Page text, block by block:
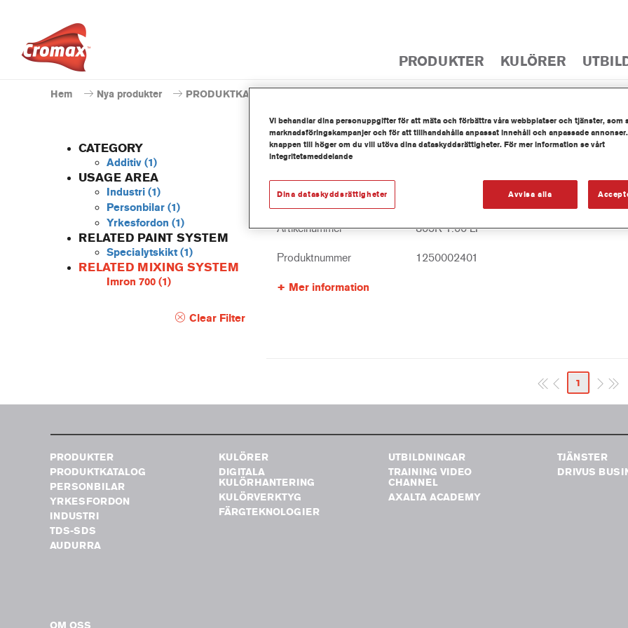
PRODUKTER KULÖRER
Hem Nya produkter PRODUKTKATALOG
CATEGORY
Additiv (1)
USAGE AREA
Industri (1)
Personbilar (1)
Yrkesfordon (1)
RELATED PAINT SYSTEM
Specialytskikt (1)
RELATED MIXING SYSTEM
Imron 700 (1)
Clear Filter
805R Flexible Additive
Artikelnummer 805R 1.00 LI
Produktnummer 1250002401
Mer information
1
PRODUKTER
PRODUKTKATALOG
PERSONBILAR
YRKESFORDON
INDUSTRI
TDS-SDS
AUDURRA
KULÖRER
DIGITALA
KULÖRHANTERING
KULÖRVERKTYG
FÄRGTEKNOLOGIER
UTBILDNINGAR
TRAINING VIDEO
CHANNEL
AXALTA ACADEMY
TJÄNSTER
DRIVUS
OM OSS
Vi behandlar dina personuppgifter för att mäta och förbättra våra webbplatser och tjänster, som
marknadsföringskampanjer och för att tillhandahålla anpassat innehåll och anpassade
knappen till höger om du vill utöva dina dataskyddsrättigheter. För mer information se vårt
integritetsmeddelande
Avvisa alla
Dina dataskyddsrättigheter